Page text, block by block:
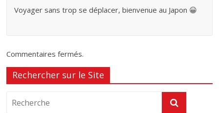
Voyager sans trop se déplacer, bienvenue au Japon 😀
Commentaires fermés.
Rechercher sur le Site